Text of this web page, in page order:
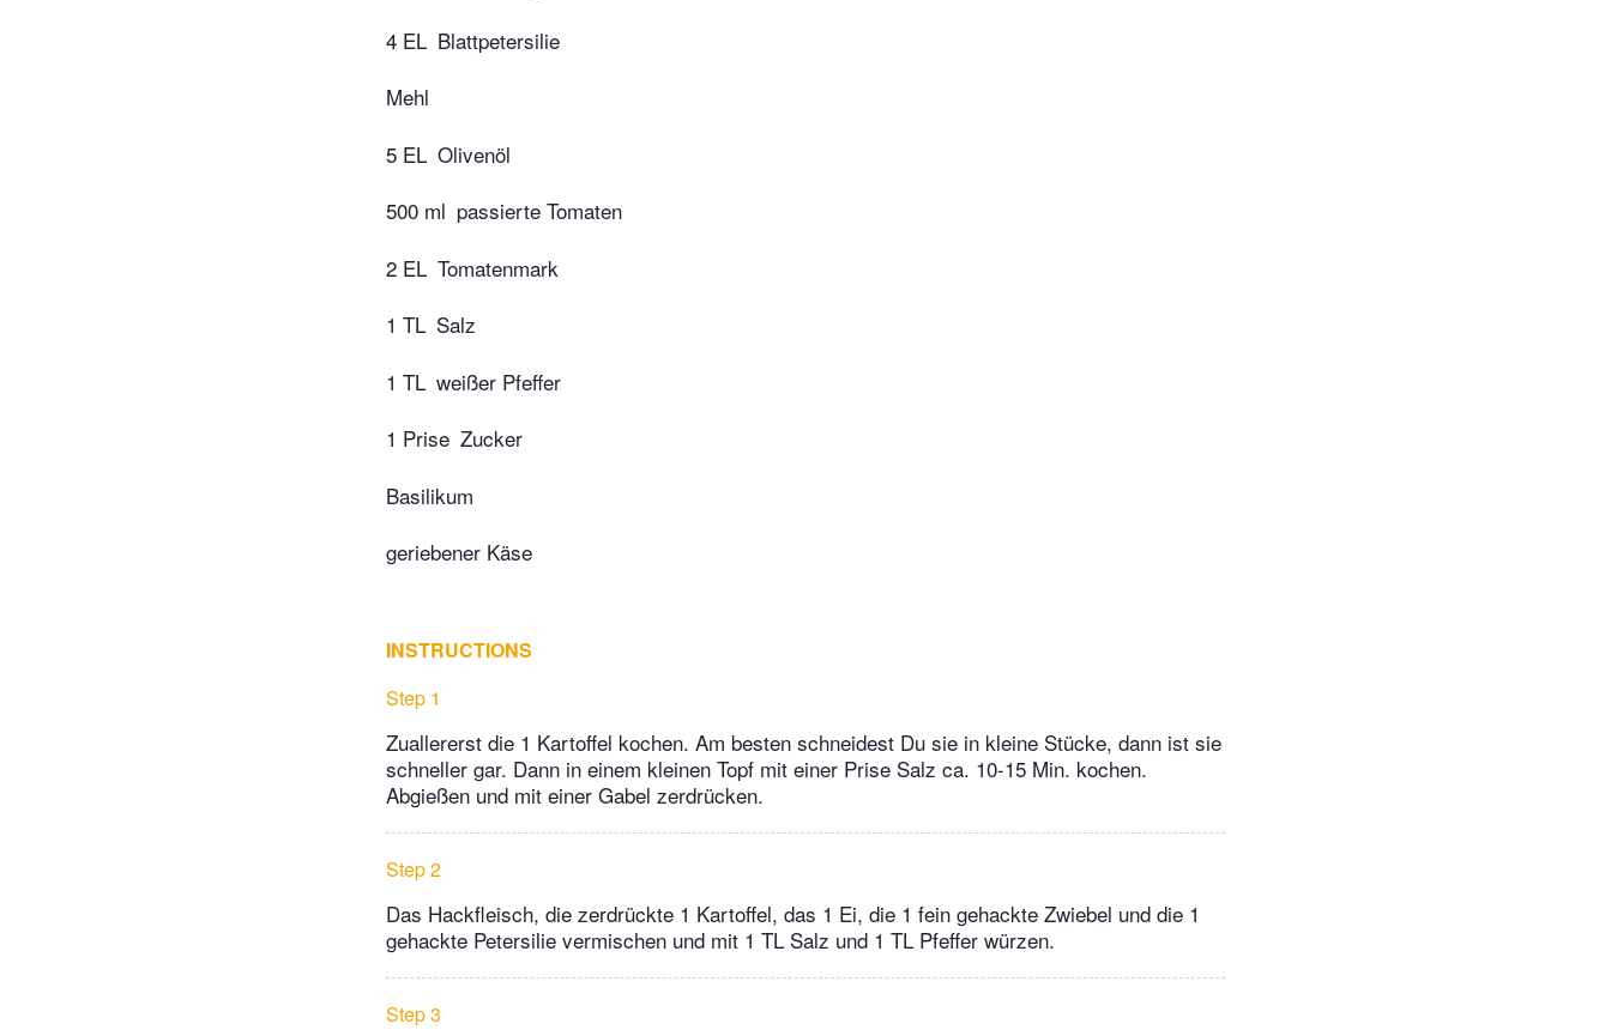
4 EL Blattpetersilie
Mehl
5 EL Olivenöl
500 ml passierte Tomaten
2 EL Tomatenmark
1 TL Salz
1 TL weißer Pfeffer
1 Prise Zucker
Basilikum
geriebener Käse
INSTRUCTIONS
Step 1
Zuallererst die 1 Kartoffel kochen. Am besten schneidest Du sie in kleine Stücke, dann ist sie
schneller gar. Dann in einem kleinen Topf mit einer Prise Salz ca. 10-15 Min. kochen.
Abgießen und mit einer Gabel zerdrücken.
Step 2
Das Hackfleisch, die zerdrückte 1 Kartoffel, das 1 Ei, die 1 fein gehackte Zwiebel und die 1
gehackte Petersilie vermischen und mit 1 TL Salz und 1 TL Pfeffer würzen.
Step 3